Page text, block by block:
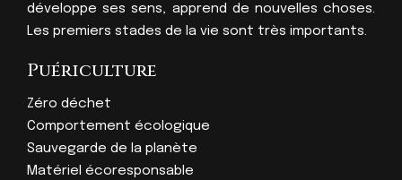
développe ses sens, apprend de nouvelles choses.
Les premiers stades de la vie sont très importants.
Puériculture
Zéro déchet
Comportement écologique
Sauvegarde de la planète
Matériel écoresponsable